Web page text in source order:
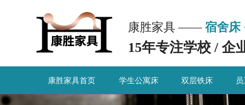
康胜家具 ——宿舍床
15年专注学校 / 企
康胜家具首页 学生公寓床 双层铁床